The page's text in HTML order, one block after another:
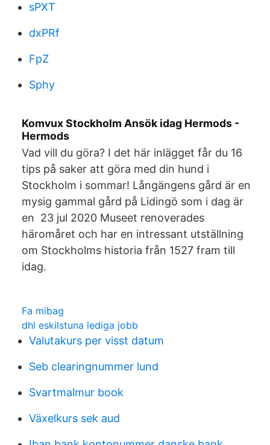
sPXT
dxPRf
FpZ
Sphy
Komvux Stockholm Ansök idag Hermods -
Hermods
Vad vill du göra? I det här inlägget får du 16
tips på saker att göra med din hund i
Stockholm i sommar! Långängens gård är en
mysig gammal gård på Lidingö som i dag är
en 23 jul 2020 Museet renoverades
häromåret och har en intressant utställning
om Stockholms historia från 1527 fram till
idag.
Fa mibag
dhl eskilstuna lediga jobb
Valutakurs per visst datum
Seb clearingnummer lund
Svartmalmur book
Växelkurs sek aud